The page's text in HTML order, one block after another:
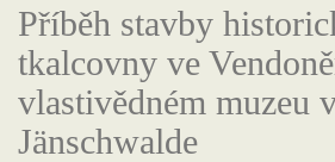
Příběh stavby
tkalcovny ve
vlastivědném muzeu
Jänschwalde